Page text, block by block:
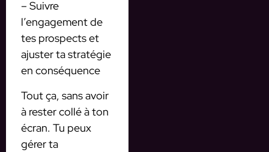
– Suivre
l’engagement de
tes prospects et
ajuster ta stratégie
en conséquence
Tout ça, sans avoir
à rester collé à ton
écran. Tu peux
gérer ta